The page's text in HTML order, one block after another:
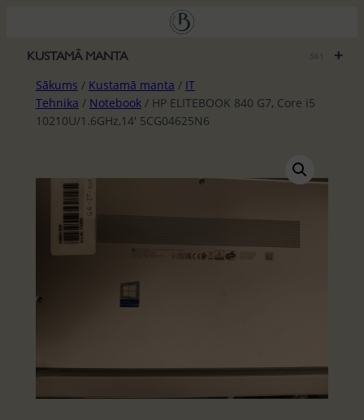
saturu
+
KUSTAMĀ MANTA
Sākums / Kustamā manta / IT
Tehnika / Notebook/ HP ELITEBOOK 840 G7, Core i5
10210U/1.6GHz,14′ 5CG04625N6